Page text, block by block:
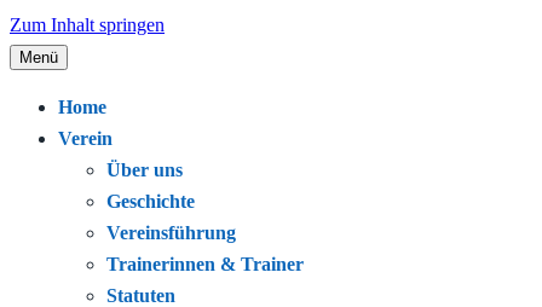
Zum Inhalt springen
Schwimmclub Bregenz
Leidenschaft.
Menü
Home
Verein
Über uns
Geschichte
Vereinsführung
Trainerinnen & Trainer
Statuten